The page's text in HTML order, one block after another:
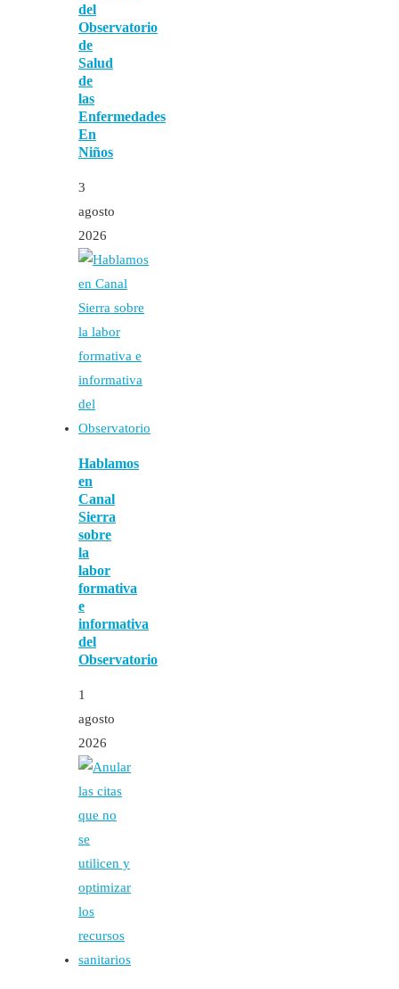
del
Observatorio
de
Salud
de
las
Enfermedades
En
Niños
3
agosto
2026
Hablamos
en
Canal
Sierra
sobre
la
labor
formativa
e
informativa
del
Observatorio
1
agosto
2026